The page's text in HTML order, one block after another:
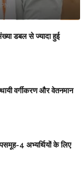
डबल से ज्यादा हुई
वर्गीकरण और वेतनमान
4 अभ्यर्थियों के लिए